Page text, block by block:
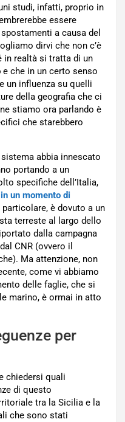
studi, infatti, proprio in
essere
a causa del
dirvi che non c’è
in realtà si tratta di un
e che in un certo senso
un influenza su quelli
della geografia che ci
stiamo ora parlando è
che starebbero
abbia innescato
portando a un
specifiche dell’Italia,
un momento di
è dovuto a un
terreste al largo dello
dalla campagna
CNR (ovvero il
Ma attenzione, non
come vi abbiamo
delle faglie, che si
marino, è ormai in atto
per
chiedersi quali
di questo
tra la Sicilia e la
che sono stati